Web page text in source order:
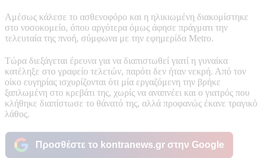
Αμέσως κάλεσε το ασθενοφόρο και η ηλικιωμένη διακομίστηκε
στο νοσοκομείο, όπου αργότερα όμως άφησε πράγματι την
τελευταία της πνοή, σύμφωνα με την εφημερίδα Metro.
Τώρα διεξάγεται έρευνα για να διαπιστωθεί γιατί η γυναίκα
κατέληξε στο γραφείο τελετών, παρότι δεν ήταν νεκρή. Από τον
οίκο ευγηρίας ισχυρίζονται ότι μία εργαζόμενη την βρήκε
ξαπλωμένη στο κρεβάτι της, χωρίς να αναπνέει και ο γιατρός που
κλήθηκε διαπίστωσε το θάνατό της, αλλά προφανώς έκανε τραγικό
λάθος.
Προσθέστε το kontranews.gr στην Google